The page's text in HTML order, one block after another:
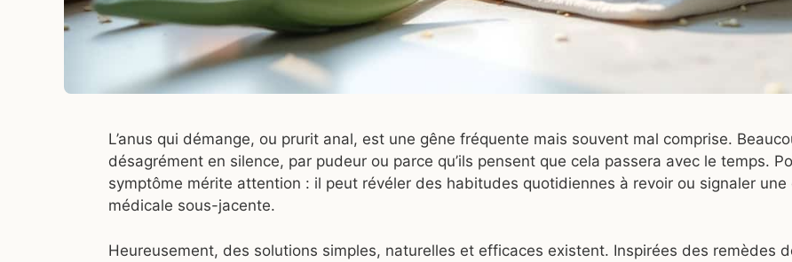
L’anus qui démange, ou prurit anal, est une gêne fréquente mais souvent mal comprise.
désagrément en silence, par pudeur ou parce qu’ils pensent que cela passera avec le temps.
symptôme mérite attention : il peut révéler des habitudes quotidiennes à revoir ou signaler une
médicale sous-jacente.
Heureusement, des solutions simples, naturelles et efficaces existent. Inspirées des remèdes